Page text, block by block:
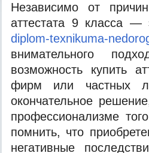
Независимо от
аттестата 9 класса —
diplom-texnikuma-
внимательного
возможность купить
фирм или частных
окончательное
профессионализме
помнить, что
негативные